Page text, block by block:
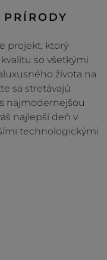
projekt, ktorý
so všetkými
života na
sa stretávajú
najmodernejšou
najlepší deň v
technologickými